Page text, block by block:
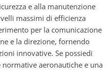
e alla manutenzione
massimi di efficienza
per la comunicazione
e la direzione, fornendo
innovative. Se possiedi
aeronautiche e una